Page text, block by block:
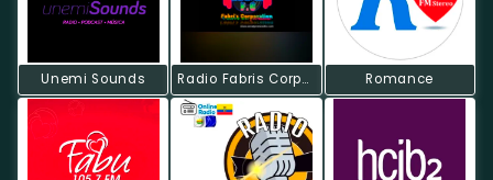
Unemi Sounds Radio Fabris Corporation Romance